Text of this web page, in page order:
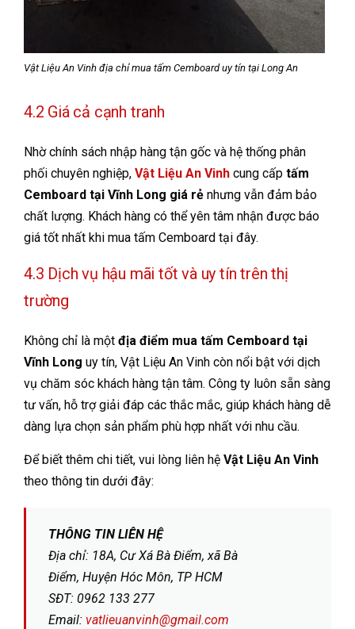
Vật Liệu An Vinh địa chỉ mua tấm Cemboard uy tín tại Long An
4.2 Giá cả cạnh tranh
Nhờ chính sách nhập hàng tận gốc và hệ thống phân
phối chuyên nghiệp, Vật Liệu An Vinh cung cấp tấm
Cemboard tại Vĩnh Long giá rẻ nhưng vẫn đảm bảo
chất lượng. Khách hàng có thể yên tâm nhận được báo
giá tốt nhất khi mua tấm Cemboard tại đây.
4.3 Dịch vụ hậu mãi tốt và uy tín trên thị
trường
Không chỉ là một địa điểm mua tấm Cemboard tại
Vĩnh Long uy tín, Vật Liệu An Vinh còn nổi bật với dịch
vụ chăm sóc khách hàng tận tâm. Công ty luôn sẵn sàng
tư vấn, hỗ trợ giải đáp các thắc mắc, giúp khách hàng dễ
dàng lựa chọn sản phẩm phù hợp nhất với nhu cầu.
Để biết thêm chi tiết, vui lòng liên hệ Vật Liệu An Vinh
theo thông tin dưới đây:
THÔNG TIN LIÊN HỆ
Địa chỉ: 18A, Cư Xá Bà Điểm, xã Bà
Điểm, Huyện Hóc Môn, TP HCM
SĐT: 0962 133 277
Email: vatlieuanvinh@gmail.com